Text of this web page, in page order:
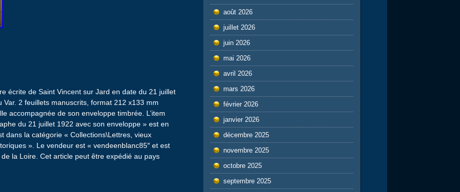
écrite de Saint Vincent sur Jard en date du 21 juillet
2 feuillets manuscrits, format 212 x133 mm
accompagnée de son enveloppe timbrée. L’item
du 21 juillet 1922 avec son enveloppe » est en
dans la catégorie « Collections\Lettres, vieux
». Le vendeur est « vendeenblanc85″ et est
la Loire. Cet article peut être expédié au pays
août 2026
juillet 2026
juin 2026
mai 2026
avril 2026
mars 2026
février 2026
janvier 2026
décembre 2025
novembre 2025
octobre 2025
septembre 2025